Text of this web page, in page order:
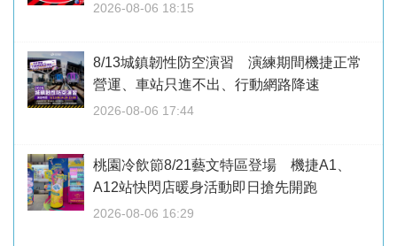
2026-08-06 18:15
8/13城鎮韌性防空演習 演練期間機捷正常
營運、車站只進不出、行動網路降速
2026-08-06 17:44
桃園冷飲節8/21藝文特區登場 機捷A1、
A12站快閃店暖身活動即日搶先開跑
2026-08-06 16:29